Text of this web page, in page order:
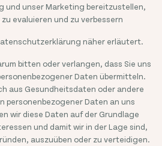
und unser Marketing bereitzustellen,
evaluieren und zu verbessern
näher erläutert.
bitten oder verlangen, dass Sie uns
Daten übermitteln.
aus Gesundheitsdaten oder andere
personenbezogener Daten an uns
wir diese Daten auf der Grundlage
und damit wir in der Lage sind,
auszuüben oder zu verteidigen.